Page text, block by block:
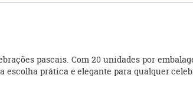
pascais. Com 20 unidades por
escolha prática e elegante para qualquer